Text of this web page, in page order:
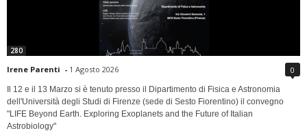
280
Irene Parenti - 1 Agosto 2026 0
Il 12 e il 13 Marzo si è tenuto presso il Dipartimento di Fisica e Astronomia
dell'Università degli Studi di Firenze (sede di Sesto Fiorentino) il convegno
"LIFE Beyond Earth. Exploring Exoplanets and the Future of Italian
Astrobiology"